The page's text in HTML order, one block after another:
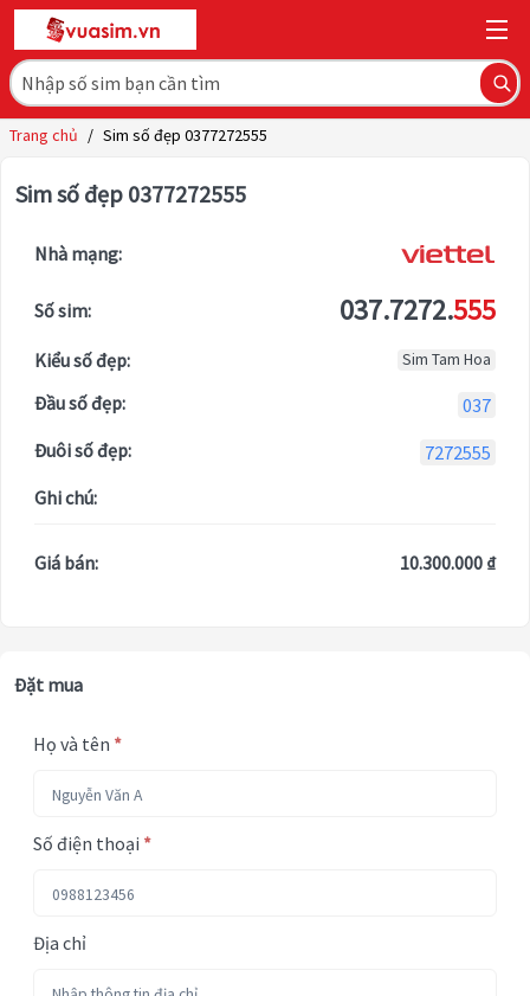
Trang chủ / Sim số đẹp 0377272555
Sim số đẹp 0377272555
Nhà mạng:
Số sim: 037.7272.555
Kiểu số đẹp: Sim Tam Hoa
Đầu số đẹp:
037
Đuôi số đẹp:
7272555
Ghi chú:
Giá bán: 10.300.000 ₫
Đặt mua
Họ và tên *
Số điện thoại *
Địa chỉ